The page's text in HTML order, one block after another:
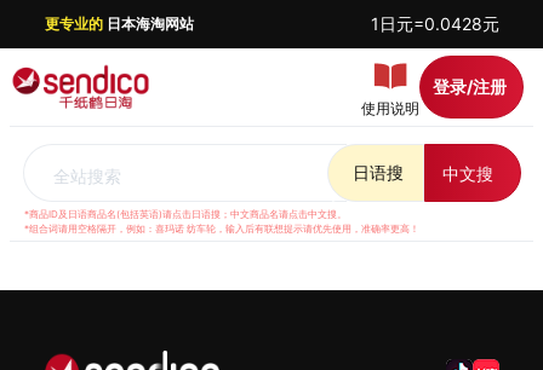
更专业的日本海淘网站 1日元=0.0428元
使用说明
登录/注册
全站搜索 日语搜 中文搜
*商品ID及日语商品名(包括英语)请点击日语搜；中文商品名请点击中文搜。
*组合词请用空格隔开，例如：喜玛诺 纺车轮，输入后有联想提示请优先使用，准确率更高！